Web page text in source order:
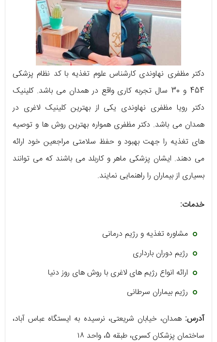
دکتر مظفری نهاوندی کارشناس علوم تغذیه با کد نظام پزشکی
454 و 30 سال تجربه کاری واقع در همدان می باشد. کلینیک
دکتر رویا مظفری نهاوندی یکی از بهترین کلینیک لاغری در
همدان می باشد. دکتر مظفری همواره بهترین روش ها و توصیه‌
های تغذیه را جهت بهبود و حفظ سلامتی مراجعین خود ارائه
می دهند. ایشان پزشکی ماهر و کاربلد می باشند که می توانند
بسیاری از بیماران را راهنمایی نمایند.
خدمات:
مشاوره تغذیه و رژیم درمانی
رژیم دوران بارداری
ارائه انواع رژیم‌ های لاغری با روش های روز دنیا
رژیم بیماران سرطانی
آدرس: همدان، خیابان شریعتی، نرسیده به ایستگاه عباس آباد،
ساختمان پزشکان کسری، طبقه 5، واحد ۱۸